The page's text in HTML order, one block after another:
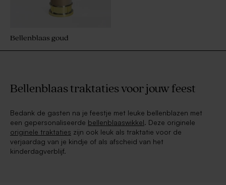
Bellenblaas goud
Bellenblaas traktaties voor jouw feest
Bedank de gasten na je feestje met leuke bellenblazen met
een gepersonaliseerde bellenblaaswikkel. Deze originele
originele traktaties zijn ook leuk als traktatie voor de
verjaardag van je kindje of als afscheid van het
kinderdagverblijf.